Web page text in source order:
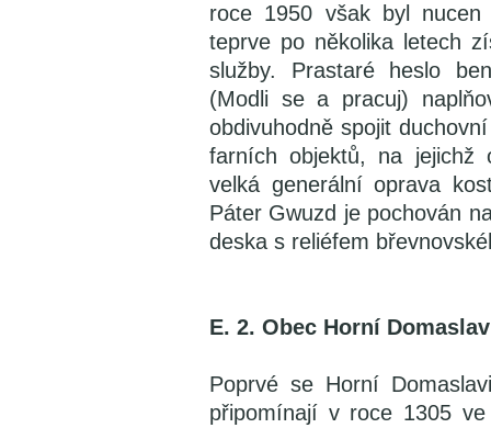
roce 1950 však byl
teprve po několika letech
služby. Prastaré heslo
(Modli se a pracuj)
obdivuhodně spojit
farních objektů, na jejichž
velká generální oprava
Páter Gwuzd je pochován
deska s reliéfem
E. 2. Obec Horní
Poprvé se Horní
připomínají v roce 1305